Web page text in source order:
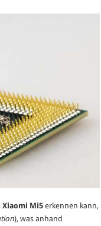
des
Xiaomi Mi5 erkennen kann,
),was anhand